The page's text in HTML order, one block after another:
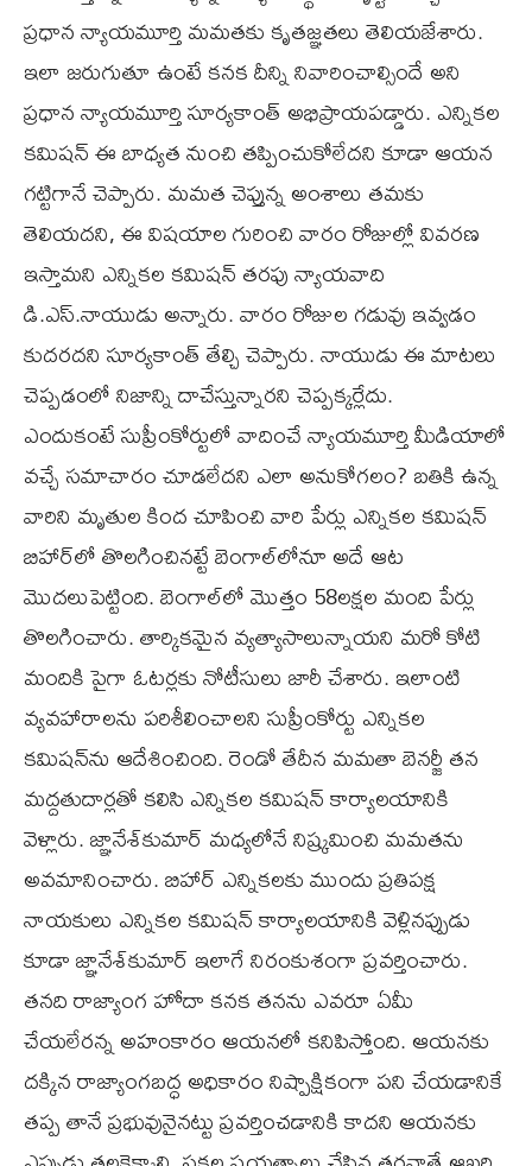
ప్రధాన న్యాయమూర్తి మమతకు కృతజ్ఞతలు తెలియజేశారు.
ఇలా జరుగుతూ ఉంటే కనక దీన్ని నివారించాల్సిందే అని
ప్రధాన న్యాయమూర్తి సూర్యకాంత్ అభిప్రాయపడ్డారు. ఎన్నికల
కమిషన్ ఈ బాధ్యత నుంచి తప్పించుకోలేదని కూడా ఆయన
గట్టిగానే చెప్పారు. మమత చెప్తున్న అంశాలు తమకు
తెలియదని, ఈ విషయాల గురించి వారం రోజుల్లో వివరణ
ఇస్తామని ఎన్నికల కమిషన్ తరఫు న్యాయవాది
డి.ఎస్.నాయుడు అన్నారు. వారం రోజుల గడువు ఇవ్వడం
కుదరదని సూర్యకాంత్ తేల్చి చెప్పారు. నాయుడు ఈ మాటలు
చెప్పడంలో నిజాన్ని దాచేస్తున్నారని చెప్పక్కర్లేదు.
ఎందుకంటే సుప్రీంకోర్టులో వాదించే న్యాయమూర్తి మీడియాలో
వచ్చే సమాచారం చూడలేదని ఎలా అనుకోగలం? బతికి ఉన్న
వారిని మృతుల కింద చూపించి వారి పేర్లు ఎన్నికల కమిషన్
బిహార్‌లో తొలగించినట్టే బెంగాల్‌లోనూ అదే ఆట
మొదలుపెట్టింది. బెంగాల్‌లో మొత్తం 58లక్షల మంది పేర్లు
తొలగించారు. తార్కికమైన వ్యత్యాసాలున్నాయని మరో కోటి
మందికి పైగా ఓటర్లకు నోటీసులు జారీ చేశారు. ఇలాంటి
వ్యవహారాలను పరిశీలించాలని సుప్రీంకోర్టు ఎన్నికల
కమిషన్‌ను ఆదేశించింది. రెండో తేదీన మమతా బెనర్జీ తన
మద్దతుదార్లతో కలిసి ఎన్నికల కమిషన్ కార్యాలయానికి
వెళ్లారు. జ్ఞానేశ్‌కుమార్ మధ్యలోనే నిష్క్రమించి మమతను
అవమానించారు. బిహార్ ఎన్నికలకు ముందు ప్రతిపక్ష
నాయకులు ఎన్నికల కమిషన్ కార్యాలయానికి వెళ్లినప్పుడు
కూడా జ్ఞానేశ్‌కుమార్ ఇలాగే నిరంకుశంగా ప్రవర్తించారు.
తనది రాజ్యాంగ హోదా కనక తనను ఎవరూ ఏమీ
చేయలేరన్న అహంకారం ఆయనలో కనిపిస్తోంది. ఆయనకు
దక్కిన రాజ్యాంగబద్ధ అధికారం నిష్పాక్షికంగా పని చేయడానికే
తప్ప తానే ప్రభువునైనట్టు ప్రవర్తించడానికి కాదని ఆయనకు